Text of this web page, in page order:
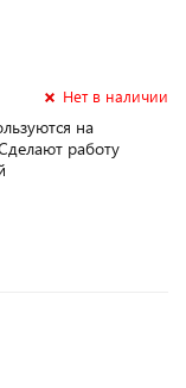
Нет в наличии
на
работу